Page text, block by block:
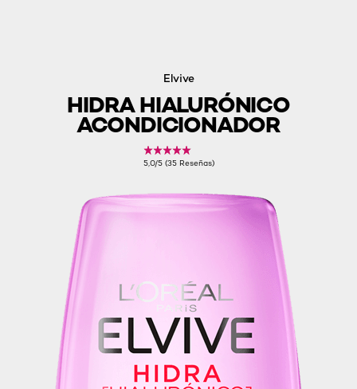
Elvive
HIDRA HIALURÓNICO
ACONDICIONADOR
5,0/5 (35 Reseñas)